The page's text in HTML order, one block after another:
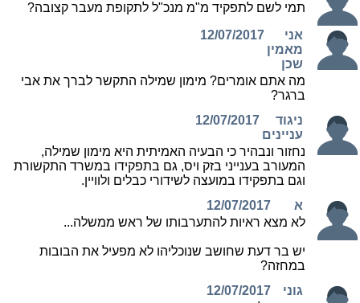
תמי לשם לתפקיד מ"מ מנכ"ל לתקופת מעבר קצובה?
אני
מאמין
שכן
12/07/2017
מה אתם אומרים? מימון שמילה התקשר לברך את אבי
ברגר?
ניגוד
עניינים
12/07/2017
נחזור ונבהיר כי הבעיה האמיתית היא מימון שמילה,
המעורב בענייני בזק ויס, גם בתפקידו במשרד התקשורת
וגם בתפקידו במועצה לשידורי כבלים ולוויין.
א
12/07/2017
לא מצא ראיות להתערבותו של ראש ממשלה...
יש בר דעת שחושב שנוכליהו לא מפעיל את הבובות
במחזה?
גוני
12/07/2017